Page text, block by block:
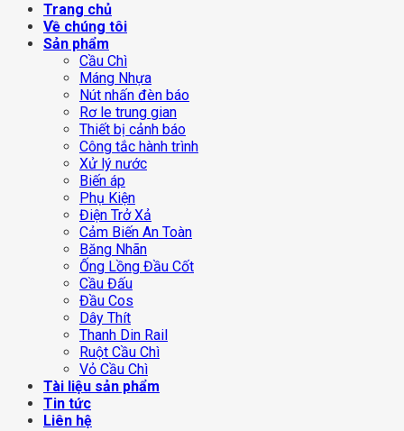
Trang chủ
Về chúng tôi
Sản phẩm
Cầu Chì
Máng Nhựa
Nút nhấn đèn báo
Rơ le trung gian
Thiết bị cảnh báo
Công tắc hành trình
Xử lý nước
Biến áp
Phụ Kiện
Điện Trở Xả
Cảm Biến An Toàn
Băng Nhãn
Ống Lồng Đầu Cốt
Cầu Đấu
Đầu Cos
Dây Thít
Thanh Din Rail
Ruột Cầu Chì
Vỏ Cầu Chì
Tài liệu sản phẩm
Tin tức
Liên hệ